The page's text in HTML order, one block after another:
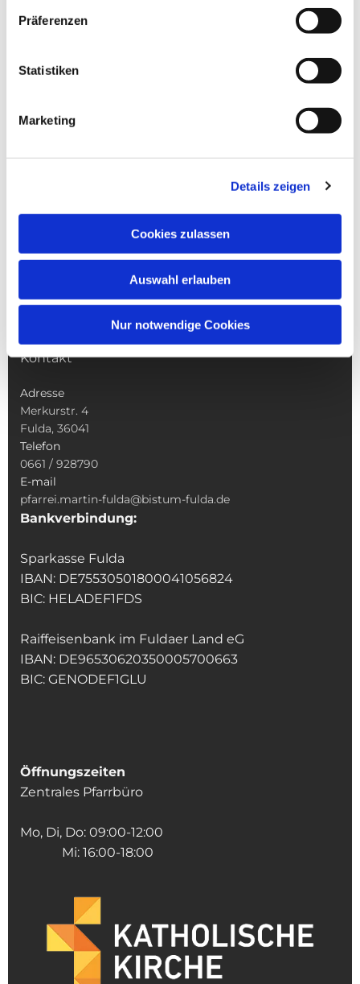
Präferenzen
Statistiken
Marketing
Details zeigen
Cookies zulassen
Auswahl erlauben
Nur notwendige Cookies
Pfarrei St. Martin
Wallfahrten
Veranstaltungen & Angebote
Kindertagesstätte St. Andreas
Kontakt
Adresse
Merkurstr. 4
Fulda, 36041
Telefon
0661 / 928790
E-mail
pfarrei.martin-fulda@bistum-fulda.de
Bankverbindung:
Sparkasse Fulda
IBAN: DE75530501800041056824
BIC: HELADEF1FDS
Raiffeisenbank im Fuldaer Land eG
IBAN: DE96530620350005700663
BIC: GENODEF1GLU
Öffnungszeiten
Zentrales Pfarrbüro
Mo, Di, Do: 09:00-12:00
Mi: 16:00-18:00